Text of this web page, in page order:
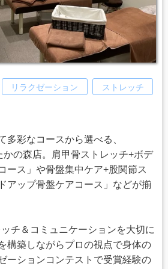
リラクゼーション ストレッチ
多彩なコースから選べる、
かの森店。肩甲骨ストレッチ+ボデ
ース」や骨盤集中ケア+股関節ス
アップ骨盤ケアコース」などが揃
チ＆コミュニケーションを大切に
構築しながらプロの視点で身体の
ーションコンテストで受賞経験の